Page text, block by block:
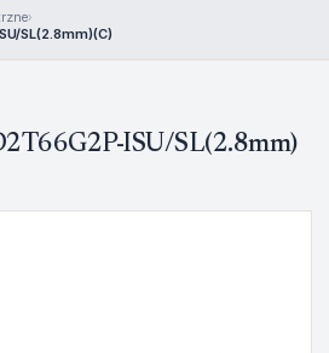
›
SL(2.8mm)(C)
ISU/SL(2.8mm)